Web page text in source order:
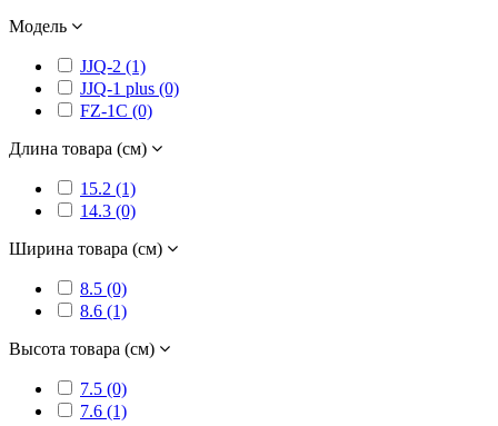
Модель
JJQ-2 (1)
JJQ-1 plus (0)
FZ-1C (0)
Длина товара (см)
15.2 (1)
14.3 (0)
Ширина товара (см)
8.5 (0)
8.6 (1)
Высота товара (см)
7.5 (0)
7.6 (1)